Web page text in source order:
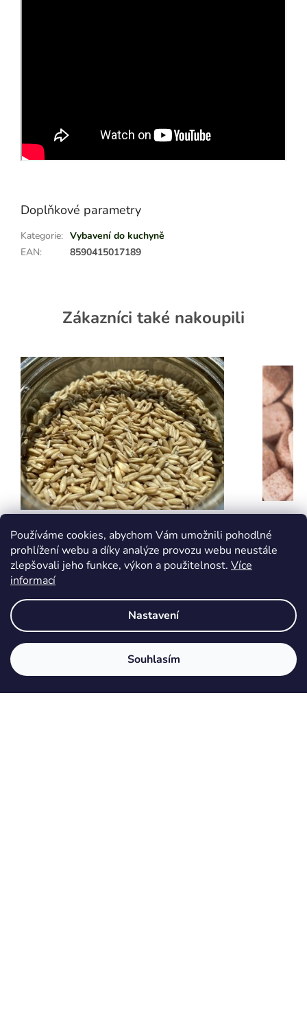
Používáme cookies, abychom Vám umožnili pohodlné
prohlížení webu a díky analýze provozu webu neustále
zlepšovali jeho funkce, výkon a použitelnost. Více
informací
Nastavení
Souhlasím
Doplňkové parametry
Kategorie: Vybavení do kuchyně
EAN: 8590415017189
Zákazníci také nakoupili
Oves - BIO semínka na vločkování
Dodání do 14-ti dnů
Bez ovesných vloček už ani ránu! Nebo spíše
ráno. Oves… kdo by ho neznal. Díky lehké
stravitelnosti a…
třešní
DETAIL
Kostičky
kokosu.